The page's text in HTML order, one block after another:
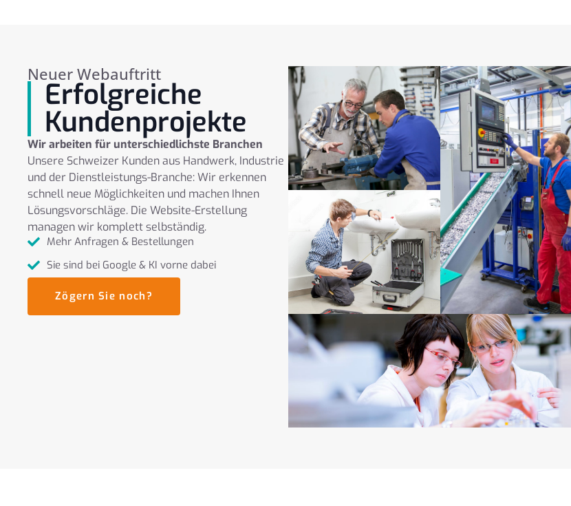
Neuer Webauftritt
Erfolgreiche
Kundenprojekte
Wir arbeiten für unterschiedlichste Branchen
Unsere Schweizer Kunden aus Handwerk, Industrie
und der Dienstleistungs-Branche: Wir erkennen
schnell neue Möglichkeiten und machen Ihnen
Lösungsvorschläge. Die Website-Erstellung
managen wir komplett selbständig.
Mehr Anfragen & Bestellungen
Sie sind bei Google & KI vorne dabei
Zögern Sie noch?